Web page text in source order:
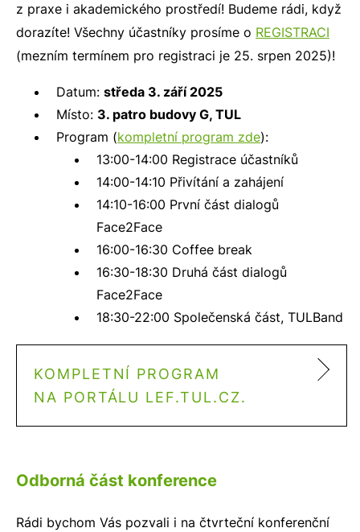
z praxe i akademického prostředí! Budeme rádi, když
dorazíte! Všechny účastníky prosíme o REGISTRACI
(mezním termínem pro registraci je 25. srpen 2025)!
Datum: středa 3. září 2025
Místo: 3. patro budovy G, TUL
Program (kompletní program zde):
13:00-14:00 Registrace účastníků
14:00-14:10 Přivítání a zahájení
14:10-16:00 První část dialogů
Face2Face
16:00-16:30 Coffee break
16:30-18:30 Druhá část dialogů
Face2Face
18:30-22:00 Společenská část, TULBand
KOMPLETNÍ PROGRAM
NA PORTÁLU LEF.TUL.CZ.
Odborná část konference
Rádi bychom Vás pozvali i na čtvrteční konferenční